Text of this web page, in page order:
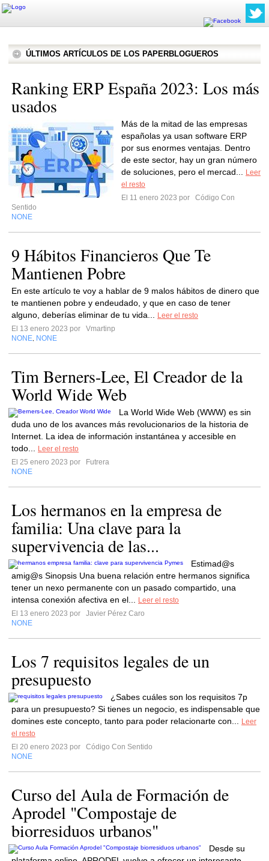
ÚLTIMOS ARTÍCULOS DE LOS PAPERBLOGUEROS
Ranking ERP España 2023: Los más
usados
Más de la mitad de las empresas
españolas ya usan software ERP
por sus enormes ventajas. Dentro
de este sector, hay un gran número
de soluciones, pero el mercad...
Leer
el resto
El 11 enero 2023 por
Código Con
Sentido
NONE
9 Hábitos Financieros Que Te
Mantienen Pobre
En este artículo te voy a hablar de 9 malos hábitos de dinero que
te mantienen pobre y endeudado, y que en caso de tener
alguno, deberías eliminar de tu vida...
Leer el resto
El 13 enero 2023 por
Vmartinp
NONE NONE
Tim Berners-Lee, El Creador de la
World Wide Web
La World Wide Web (WWW) es sin
duda uno de los avances más revolucionarios de la historia de
Internet. La idea de información instantánea y accesible en
todo...
Leer el resto
El 25 enero 2023 por
Futrera
NONE
Los hermanos en la empresa de
familia: Una clave para la
supervivencia de las...
Estimad@s
amig@s Sinopsis Una buena relación entre hermanos significa
tener un nexo permanente con un pasado compartido, una
intensa conexión afectiva en el...
Leer el resto
El 13 enero 2023 por
Javier Pérez Caro
NONE
Los 7 requisitos legales de un
presupuesto
¿Sabes cuáles son los requisitos 7p
para un presupuesto? Si tienes un negocio, es indispensable que
domines este concepto, tanto para poder relacionarte con...
Leer
el resto
El 20 enero 2023 por
Código Con Sentido
NONE
Curso del Aula de Formación de
Aprodel "Compostaje de
biorresiduos urbanos"
Desde su